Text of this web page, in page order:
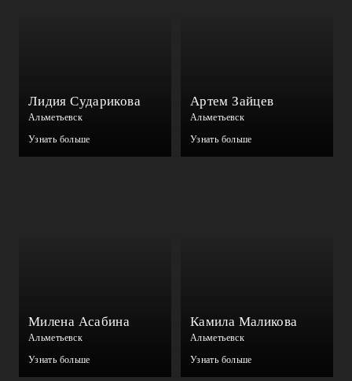
Лидия Сударикова
Альметьевск
Узнать больше
Артем Зайцев
Альметьевск
Узнать больше
Милена Асабина
Альметьевск
Узнать больше
Камила Маликова
Альметьевск
Узнать больше